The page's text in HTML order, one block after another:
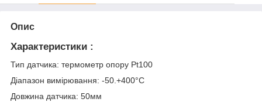
Опис
Характеристики :
Тип датчика: термометр опору Pt100
Діапазон вимірювання: -50.+400°C
Довжина датчика: 50мм